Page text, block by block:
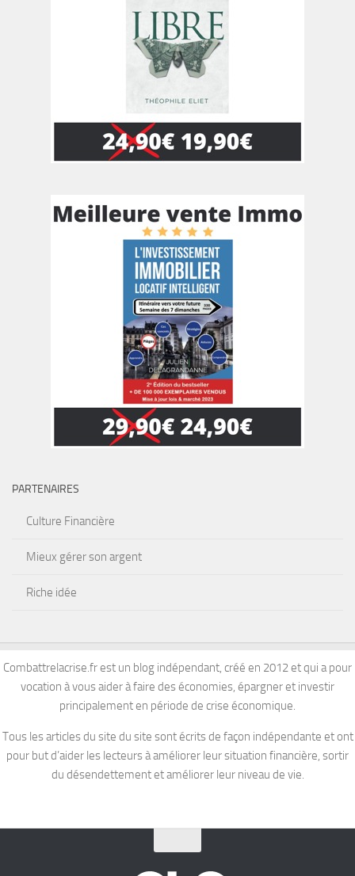
PARTENAIRES
Culture Financière
Mieux gérer son argent
Riche idée
Combattrelacrise.fr est un blog indépendant, créé en 2012 et qui a pour
vocation à vous aider à faire des économies, épargner et investir
principalement en période de crise économique.
Tous les articles du site du site sont écrits de façon indépendante et ont
pour but d’aider les lecteurs à améliorer leur situation financière, sortir
du désendettement et améliorer leur niveau de vie.